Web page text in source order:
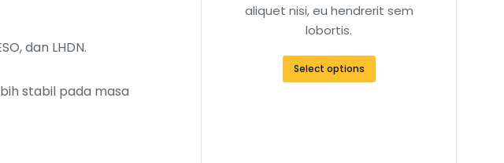
dan LHDN.
stabil pada masa
aliquet nisi, eu hendrerit sem
lobortis.
Select options